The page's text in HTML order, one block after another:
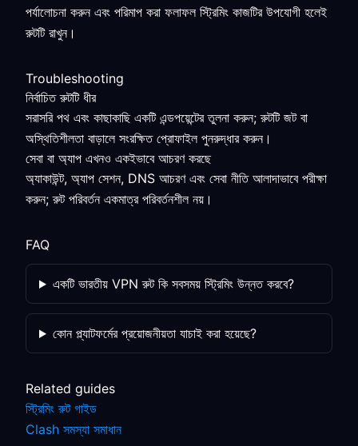
পর্যালোচনা করুন এবং পরিমাপ করা ফলাফল স্ট্রিমিং কাজটির উপযোগী হলেই
রুটটি রাখুন।
Troubleshooting
নির্বাচিত রুটটি ধীর
সরাসরি পথ এবং কাছাকাছি একটি এন্ডপয়েন্টের তুলনা করুন; রুটটি জট বা
অস্থিতিশীলতা বাড়ালে সংরক্ষিত প্রোফাইল পুনরুদ্ধার করুন।
সেবা বা অ্যাপ এখনও একইভাবে আচরণ করছে
অ্যাকাউন্ট, অ্যাপ সেশন, DNS আচরণ এবং সেবা নীতি আলাদাভাবে পরীক্ষা
করুন; রুট পরিবর্তন একমাত্র পরিবর্তনশীল নয়।
FAQ
একটি ভারতীয় VPN রুট কি সবসময় স্ট্রিমিং উন্নত করবে?
কোন প্ল্যাটফর্মের প্রয়োজনীয়তা যাচাই করা হয়েছে?
Related guides
স্ট্রিমিং রুট গাইড
Clash সমস্যা সমাধান